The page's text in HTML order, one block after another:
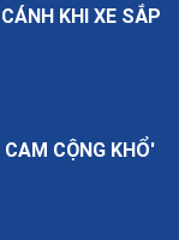
KHI XE SẮP
CỘNG KHỔ'